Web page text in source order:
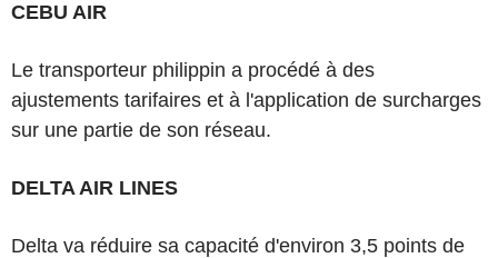
CEBU AIR
Le transporteur philippin a procédé à des
ajustements tarifaires et à l'application de surcharges
sur une partie de son réseau.
DELTA AIR LINES
Delta va réduire sa capacité d'environ 3,5 points de